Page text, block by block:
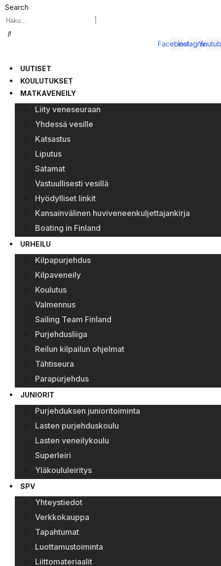
Search
FacebookInstagram
UUTISET
KOULUTUKSET
MATKAVENEILY
Liity veneseuraan
Yhdessä vesille
Katsastus
Liputus
Satamat
Vastuullisesti vesillä
Hyödylliset linkit
Kansainvälinen huviveneenkuljettajankirja
Boating in Finland
URHEILU
Kilpapurjehdus
Kilpaveneily
Koulutus
Valmennus
Sailing Team Finland
Purjehdusliiga
Reilun kilpailun ohjelmat
Tähtiseura
Parapurjehdus
JUNIORIT
Purjehduksen junioritoiminta
Lasten purjehduskoulu
Lasten veneilykoulu
Superleiri
Yläkoululeiritys
SPV
Yhteystiedot
Verkkokauppa
Tapahtumat
Luottamustoiminta
Liittomateriaalit